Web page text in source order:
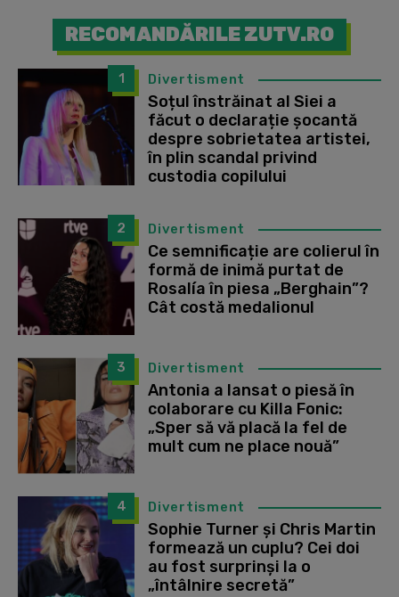
RECOMANDĂRILE ZUTV.RO
1 Divertisment
Soțul înstrăinat al Siei a
făcut o declarație șocantă
despre sobrietatea artistei,
în plin scandal privind
custodia copilului
2 Divertisment
Ce semnificație are colierul în
formă de inimă purtat de
Rosalía în piesa „Berghain”?
Cât costă medalionul
3 Divertisment
Antonia a lansat o piesă în
colaborare cu Killa Fonic:
„Sper să vă placă la fel de
mult cum ne place nouă”
4 Divertisment
Sophie Turner și Chris Martin
formează un cuplu? Cei doi
au fost surprinși la o
„întâlnire secretă”